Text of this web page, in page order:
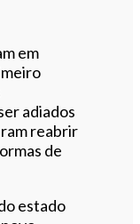
em
adiados
reabrir
de
estado